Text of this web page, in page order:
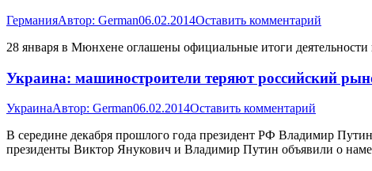
ГерманияАвтор: German06.02.2014Оставить комментарий
28 января в Мюнхене оглашены официальные итоги
Украина: машиностроители теряют российский
УкраинаАвтор: German06.02.2014Оставить комментарий
В середине декабря прошлого года президент РФ Владимир
президенты Виктор Янукович и Владимир Путин объявили о